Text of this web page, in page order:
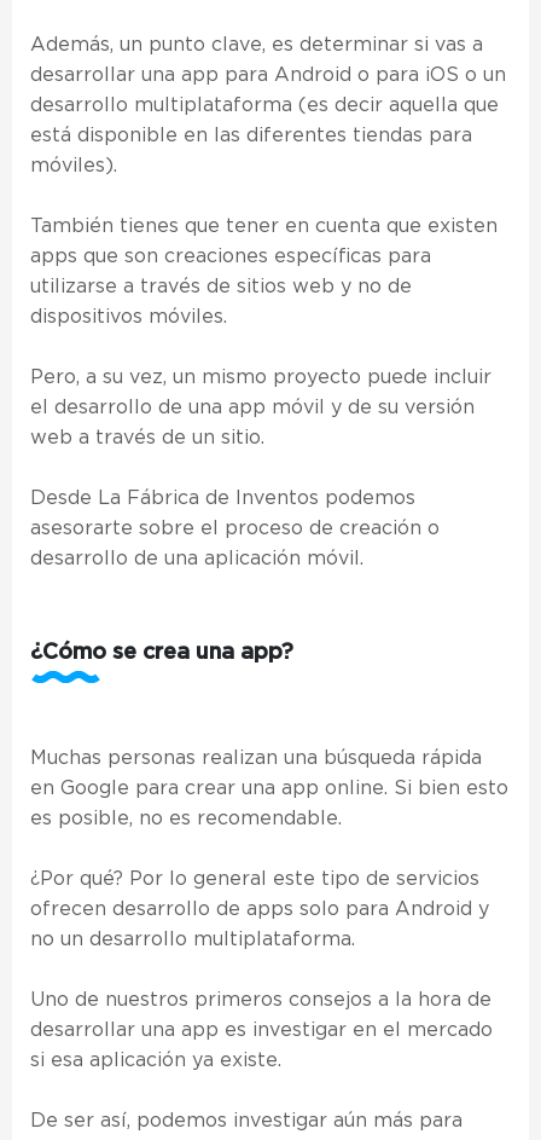
Además, un punto clave, es determinar si vas a
desarrollar una app para Android o para iOS o un
desarrollo multiplataforma (es decir aquella que
está disponible en las diferentes tiendas para
móviles).
También tienes que tener en cuenta que existen
apps que son creaciones específicas para
utilizarse a través de sitios web y no de
dispositivos móviles.
Pero, a su vez, un mismo proyecto puede incluir
el desarrollo de una app móvil y de su versión
web a través de un sitio.
Desde La Fábrica de Inventos podemos
asesorarte sobre el proceso de creación o
desarrollo de una aplicación móvil.
¿Cómo se crea una app?
Muchas personas realizan una búsqueda rápida
en Google para crear una app online. Si bien esto
es posible, no es recomendable.
¿Por qué? Por lo general este tipo de servicios
ofrecen desarrollo de apps solo para Android y
no un desarrollo multiplataforma.
Uno de nuestros primeros consejos a la hora de
desarrollar una app es investigar en el mercado
si esa aplicación ya existe.
De ser así, podemos investigar aún más para